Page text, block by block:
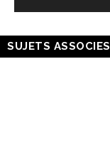
SUJETS ASSOCIES